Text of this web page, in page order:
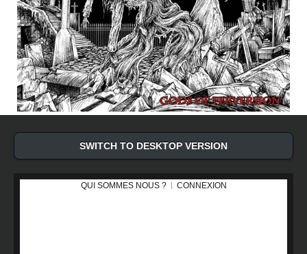
SWITCH TO DESKTOP VERSION
QUI SOMMES NOUS ? CONNEXION